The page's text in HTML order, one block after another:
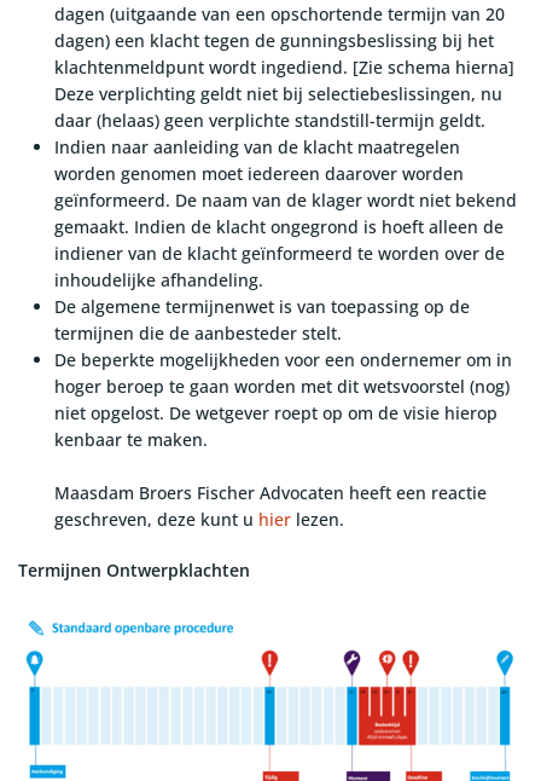
dagen (uitgaande van een opschortende termijn van 20
dagen) een klacht tegen de gunningsbeslissing bij het
klachtenmeldpunt wordt ingediend. [Zie schema hierna]
Deze verplichting geldt niet bij selectiebeslissingen, nu
daar (helaas) geen verplichte standstill-termijn geldt.
Indien naar aanleiding van de klacht maatregelen
worden genomen moet iedereen daarover worden
geïnformeerd. De naam van de klager wordt niet bekend
gemaakt. Indien de klacht ongegrond is hoeft alleen de
indiener van de klacht geïnformeerd te worden over de
inhoudelijke afhandeling.
De algemene termijnenwet is van toepassing op de
termijnen die de aanbesteder stelt.
De beperkte mogelijkheden voor een ondernemer om in
hoger beroep te gaan worden met dit wetsvoorstel (nog)
niet opgelost. De wetgever roept op om de visie hierop
kenbaar te maken.
Maasdam Broers Fischer Advocaten heeft een reactie
geschreven, deze kunt u hier lezen.
Termijnen Ontwerpklachten